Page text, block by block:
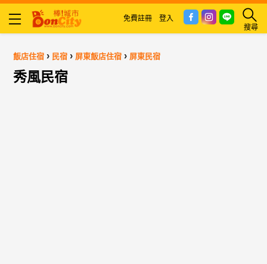
搜尋
免費註冊 登入
飯店住宿 › 民宿 › 屏東飯店住宿 › 屏東民宿
秀風民宿